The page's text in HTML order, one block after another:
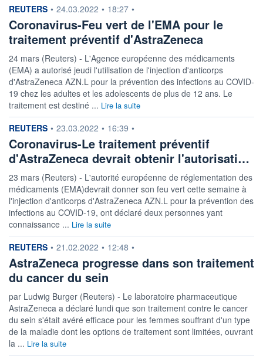
information fournie par
REUTERS • 24.03.2022 • 18:27 •
Coronavirus-Feu vert de l'EMA pour le
traitement préventif d'AstraZeneca
24 mars (Reuters) - L'Agence européenne des médicaments
(EMA) a autorisé jeudi l'utilisation de l'injection d'anticorps
d'AstraZeneca AZN.L pour la prévention des infections au COVID-
19 chez les adultes et les adolescents de plus de 12 ans. Le
traitement est destiné ... Lire la suite
information fournie par
REUTERS • 23.03.2022 • 16:39 •
Coronavirus-Le traitement préventif
d'AstraZeneca devrait obtenir l'autorisati…
23 mars (Reuters) - L'autorité européenne de réglementation des
médicaments (EMA)devrait donner son feu vert cette semaine à
l'injection d'anticorps d'AstraZeneca AZN.L pour la prévention des
infections au COVID-19, ont déclaré deux personnes yant
connaissance ... Lire la suite
information fournie par
REUTERS • 21.02.2022 • 12:48 •
AstraZeneca progresse dans son traitement
du cancer du sein
par Ludwig Burger (Reuters) - Le laboratoire pharmaceutique
AstraZeneca a déclaré lundi que son traitement contre le cancer
du sein s'était avéré efficace pour les femmes souffrant d'un type
de la maladie dont les options de traitement sont limitées, ouvrant
la ... Lire la suite